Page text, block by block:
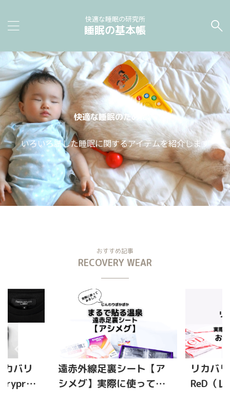
快適な睡眠の研究所
睡眠の基本帳
快適な睡眠のために。
いろいろ試した睡眠に関するアイテムを紹介します
おすすめ記事
RECOVERY WEAR
バリ
遠赤外線足裏シート【ア
シメグ】実際に使ってみ
リカバ
ReD（